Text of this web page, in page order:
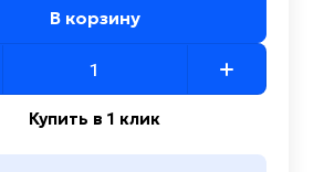
В корзину
Купить в 1 клик